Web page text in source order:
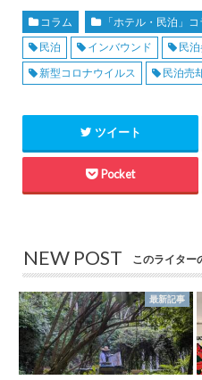
コラム
「ホテル・民泊」
民泊
インバウンド 民
新型コロナウイルス
民泊売
ツイート
Pocket
NEW POST このライター
最新記事